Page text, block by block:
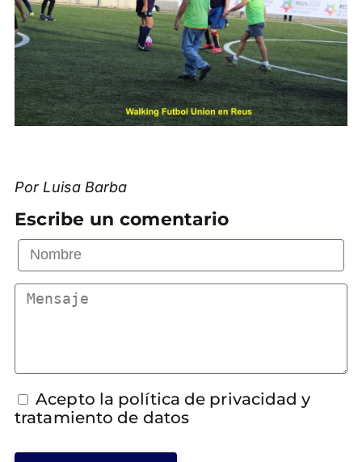
Por Luisa Barba
Escribe un comentario
Acepto la política de privacidad y
tratamiento de datos